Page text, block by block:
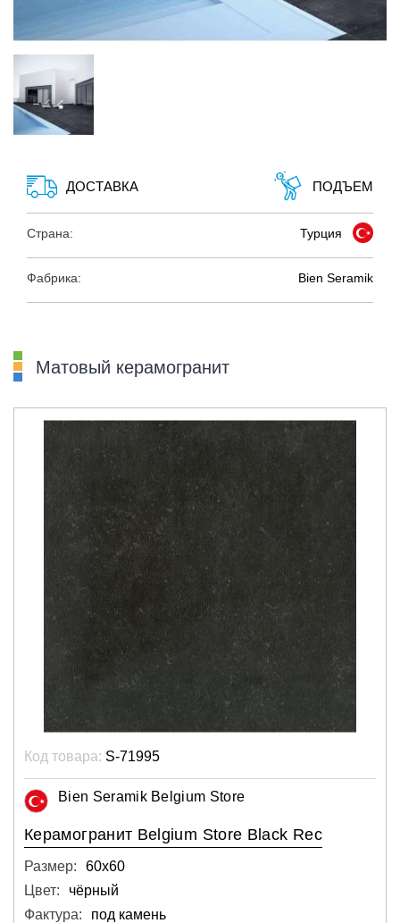
ДОСТАВКА ПОДЪЕМ
Страна: Турция
Фабрика: Bien Seramik
Матовый керамогранит
Код товара: S-71995
Bien Seramik Belgium Store
Керамогранит Belgium Store Black Rec
Размер:
60х60
Цвет:
чёрный
Фактура:
под камень